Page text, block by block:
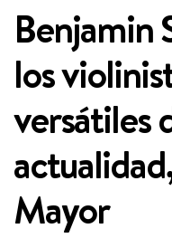
Benjamin
los
versátiles
Mayor